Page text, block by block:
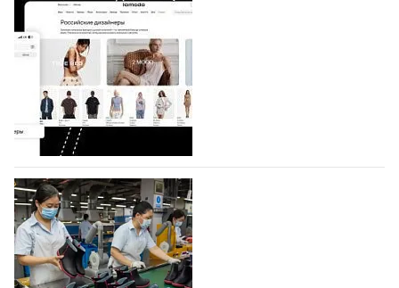
На платформе Lamoda - новый раздел и
условия продвижения локальных
дизайнерских марок
Российский маркетплейс Lamoda решил обновить